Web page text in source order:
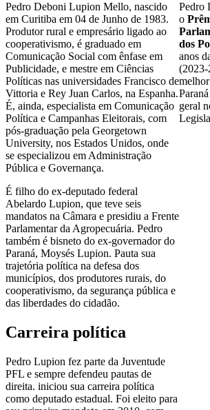
Pedro Deboni Lupion Mello, nascido
em Curitiba em 04 de Junho de 1983.
Produtor rural e empresário ligado ao
cooperativismo, é graduado em
Comunicação Social com ênfase em
Publicidade, e mestre em Ciências
Políticas nas universidades Francisco de
Vittoria e Rey Juan Carlos, na Espanha.
É, ainda, especialista em Comunicação
Política e Campanhas Eleitorais, com
pós-graduação pela Georgetown
University, nos Estados Unidos, onde
se especializou em Administração
Pública e Governança.
É filho do ex-deputado federal
Abelardo Lupion, que teve seis
mandatos na Câmara e presidiu a Frente
Parlamentar da Agropecuária. Pedro
também é bisneto do ex-governador do
Paraná, Moysés Lupion. Pauta sua
trajetória política na defesa dos
municípios, dos produtores rurais, do
cooperativismo, da segurança pública e
das liberdades do cidadão.
Carreira política
Pedro Lupion fez parte da Juventude
PFL e sempre defendeu pautas de
direita. iniciou sua carreira política
como deputado estadual. Foi eleito para
Pedro
o
dos
anos
(2023-
geral